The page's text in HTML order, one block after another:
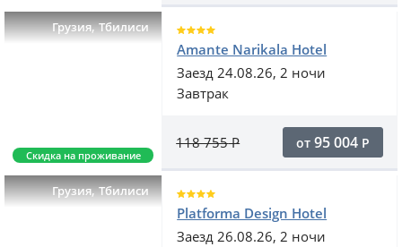
Грузия,Тбилиси
Скидка на проживание
Amante Narikala Hotel
Заезд 24.08.26, 2 ночи
Завтрак
118 755Р от 95 004 Р
Грузия,Тбилиси
Platforma Design Hotel
Заезд 26.08.26, 2 ночи